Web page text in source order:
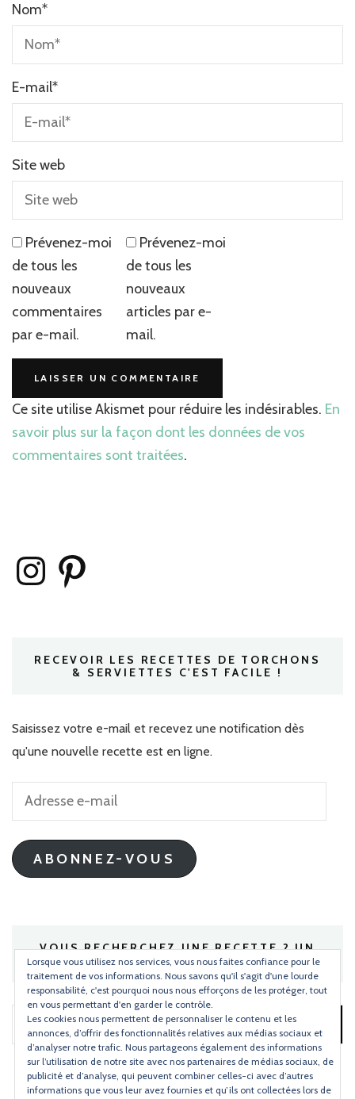
Nom*
E-mail*
Site web
Prévenez-moi
de tous les
nouveaux
commentaires
par e-mail.
Prévenez-moi
de tous les
nouveaux
articles par e-
mail.
Ce site utilise Akismet pour réduire les indésirables. En
savoir plus sur la façon dont les données de vos
commentaires sont traitées.
InstagramPinterest
RECEVOIR LES RECETTES DE TORCHONS
& SERVIETTES C'EST FACILE !
Saisissez votre e-mail et recevez une notification dès
qu'une nouvelle recette est en ligne.
Adresse
mail
ABONNEZ-VOUS
VOUS RECHERCHEZ UNE RECETTE ? UN
INGRÉDIENT ?
Rechercher :
Lorsque vous utilisez nos services, vous nous faites confiance pour le
traitement de vos informations. Nous savons qu'il s'agit d'une lourde
responsabilité, c'est pourquoi nous nous efforçons de les protéger, tout
en vous permettant d'en garder le contrôle.
Les cookies nous permettent de personnaliser le contenu et les
annonces, d’offrir des fonctionnalités relatives aux médias sociaux et
d’analyser notre trafic. Nous partageons également des informations
sur l’utilisation de notre site avec nos partenaires de médias sociaux, de
publicité et d’analyse, qui peuvent combiner celles-ci avec d’autres
informations que vous leur avez fournies et qu’ils ont collectées lors de